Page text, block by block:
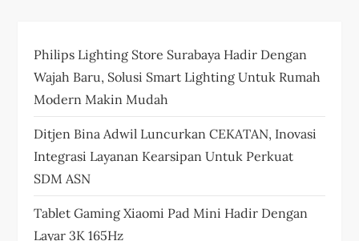
Philips Lighting Store Surabaya Hadir Dengan
Wajah Baru, Solusi Smart Lighting Untuk Rumah
Modern Makin Mudah
Ditjen Bina Adwil Luncurkan CEKATAN, Inovasi
Integrasi Layanan Kearsipan Untuk Perkuat
SDM ASN
Tablet Gaming Xiaomi Pad Mini Hadir Dengan
Layar 3K 165Hz